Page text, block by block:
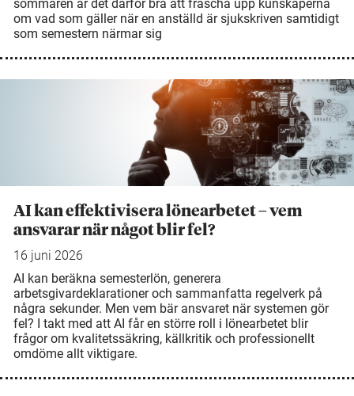
sommaren är det därför bra att fräscha upp kunskaperna
om vad som gäller när en anställd är sjukskriven samtidigt
som semestern närmar sig
AI kan effektivisera lönearbetet – vem
ansvarar när något blir fel?
16 juni 2026
AI kan beräkna semesterlön, generera
arbetsgivardeklarationer och sammanfatta regelverk på
några sekunder. Men vem bär ansvaret när systemen gör
fel? I takt med att AI får en större roll i lönearbetet blir
frågor om kvalitetssäkring, källkritik och professionellt
omdöme allt viktigare.